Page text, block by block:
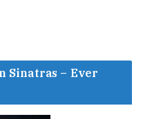
Sinatras – Ever